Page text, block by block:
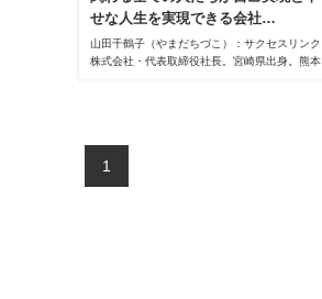
せな人生を実現できる会社…
山田千鶴子（やまだちづこ）：サクセスリンク
株式会社・代表取締役社長。宮崎県出身。熊本
1